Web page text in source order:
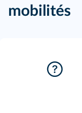
mobilités